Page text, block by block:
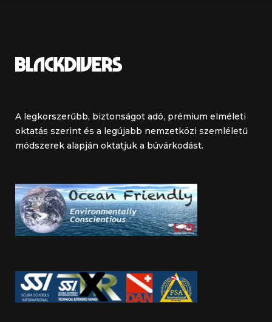
A legkorszerűbb, biztonságot adó, prémium elméleti
oktatás szerint és a legújabb nemzetközi szemléletű
módszerek alapján oktatjuk a búvárkodást.